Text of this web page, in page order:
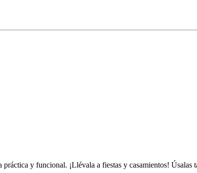
y funcional. ¡Llévala a fiestas y casamientos! Úsalas